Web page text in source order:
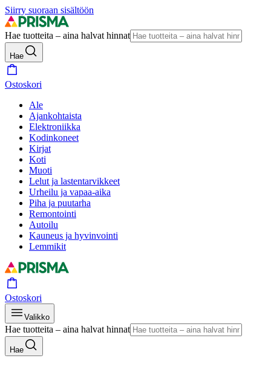
Siirry suoraan sisältöön
Hae tuotteita – aina halvat hinnat
Hae
Ostoskori
Ale
Ajankohtaista
Elektroniikka
Kodinkoneet
Kirjat
Koti
Muoti
Lelut ja lastentarvikkeet
Urheilu ja vapaa-aika
Piha ja puutarha
Remontointi
Autoilu
Kauneus ja hyvinvointi
Lemmikit
Ostoskori
Valikko
Hae tuotteita – aina halvat hinnat
Hae